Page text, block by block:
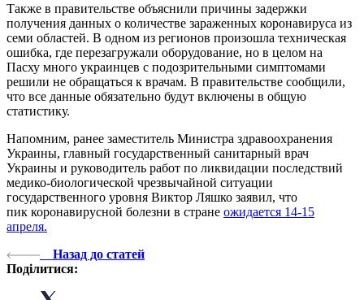
Также в правительстве объяснили причины задержки
получения данных о количестве зараженных коронавируса из
семи областей. В одном из регионов произошла техническая
ошибка, где перезагружали оборудование, но в целом на
Пасху много украинцев с подозрительными симптомами
решили не обращаться к врачам. В правительстве сообщили,
что все данные обязательно будут включены в общую
статистику.
Напомним, ранее заместитель Министра здравоохранения
Украины, главный государственный санитарный врач
Украины и руководитель работ по ликвидации последствий
медико-биологической чрезвычайной ситуации
государственного уровня Виктор Ляшко заявил, что
пик коронавирусной болезни в стране ожидается 14-15
апреля.
Назад до статей
Поділитися: